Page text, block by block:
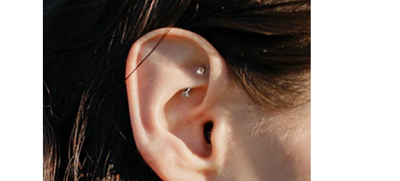
Septum
14K kulta
Klipsikorut
Labret
Kieli